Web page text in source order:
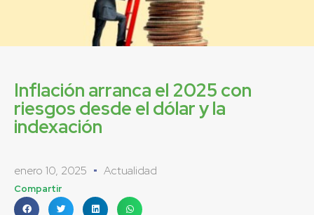
Inflación arranca el 2025 con
riesgos desde el dólar y la
indexación
enero 10, 2025 Actualidad
Compartir